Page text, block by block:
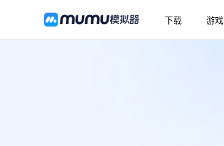
下载 游戏